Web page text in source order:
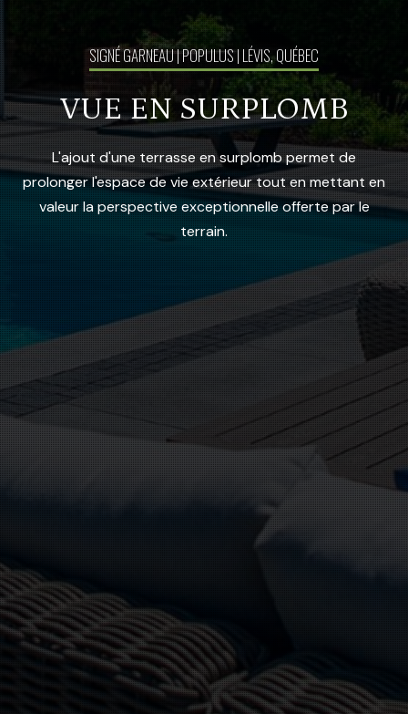
SIGNÉ GARNEAU | POPULUS | LÉVIS, QUÉBEC
VUE EN SURPLOMB
L'ajout d'une terrasse en surplomb permet de
prolonger l'espace de vie extérieur tout en mettant en
valeur la perspective exceptionnelle offerte par le
terrain.